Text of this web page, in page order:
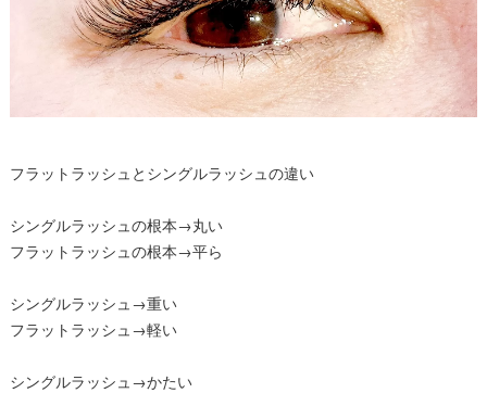
フラットラッシュとシングルラッシュの違い
シングルラッシュの根本→丸い
フラットラッシュの根本→平ら
シングルラッシュ→重い
フラットラッシュ→軽い
シングルラッシュ→かたい